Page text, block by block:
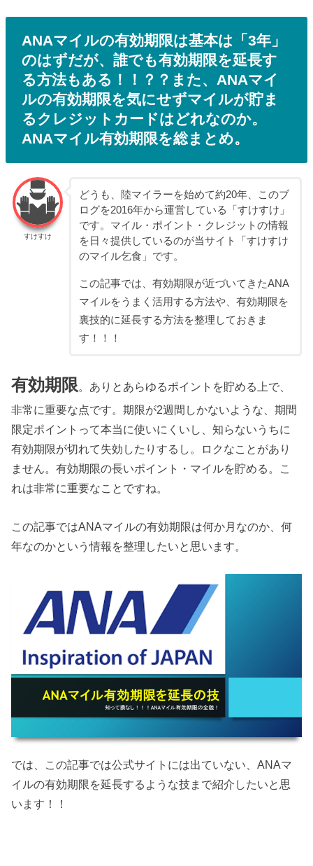
ANAマイルの有効期限は基本は「3年」
のはずだが、誰でも有効期限を延長す
る方法もある！！？？また、ANAマイ
ルの有効期限を気にせずマイルが貯ま
るクレジットカードはどれなのか。
ANAマイル有効期限を総まとめ。
すけすけ
どうも、陸マイラーを始めて約20年、このブ
ログを2016年から運営している「すけすけ」
です。マイル・ポイント・クレジットの情報
を日々提供しているのが当サイト「すけすけ
のマイル乞食」です。
この記事では、有効期限が近づいてきたANA
マイルをうまく活用する方法や、有効期限を
裏技的に延長する方法を整理しておきま
す！！！
有効期限。ありとあらゆるポイントを貯める上で、
非常に重要な点です。期限が2週間しかないような、期間
限定ポイントって本当に使いにくいし、知らないうちに
有効期限が切れて失効したりするし。ロクなことがあり
ません。有効期限の長いポイント・マイルを貯める。こ
れは非常に重要なことですね。
この記事ではANAマイルの有効期限は何か月なのか、何
年なのかという情報を整理したいと思います。
では、この記事では公式サイトには出ていない、ANAマ
イルの有効期限を延長するような技まで紹介したいと思
います！！